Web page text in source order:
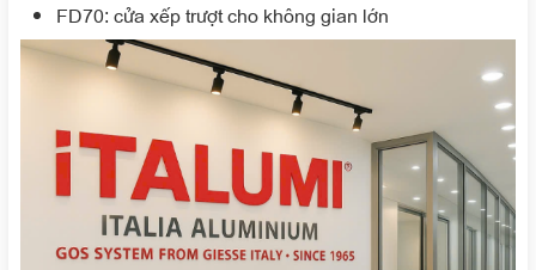
FD70: cửa xếp trượt cho không gian lớn